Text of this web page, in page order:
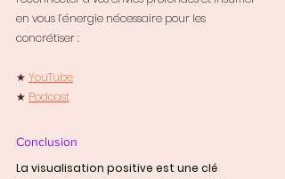
en vous l’énergie nécessaire pour les
concrétiser :
★ YouTube
★ Podcast
Conclusion
La visualisation positive est une clé